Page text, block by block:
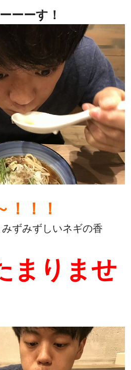
ーーす！
！！！
ずみずしいネギの香
まりませ